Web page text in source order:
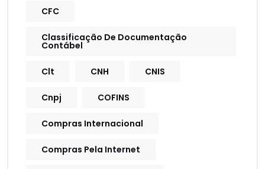
CFC
Classificação De Documentação
Contábel
Clt CNH CNIS
Cnpj COFINS
Compras Internacional
Compras Pela Internet